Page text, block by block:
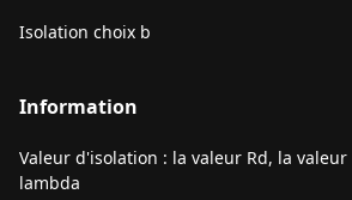
Isolation choix b
Information
Valeur d'isolation : la valeur Rd, la valeur
lambda